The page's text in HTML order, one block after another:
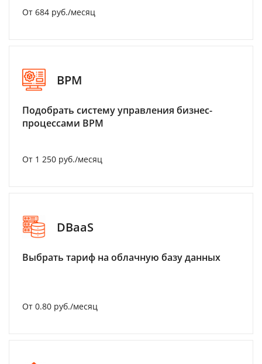
От 684 руб./месяц
BPM
Подобрать систему управления бизнес-
процессами BPM
От 1 250 руб./месяц
DBaaS
Выбрать тариф на облачную базу данных
От 0.80 руб./месяц